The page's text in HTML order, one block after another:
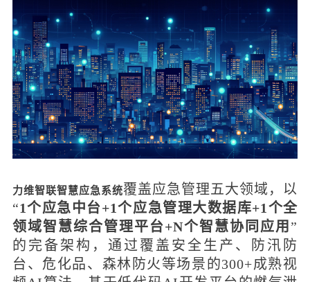
力维智联智慧应急系统覆盖应急管理五大领域，以
“1个应急中台+1个应急管理大数据库+1个全
领域智慧综合管理平台+N个智慧协同应用 ”
的完备架构，通过覆盖安全生产、防汛防
台、危化品、森林防火等场景的300+成熟视